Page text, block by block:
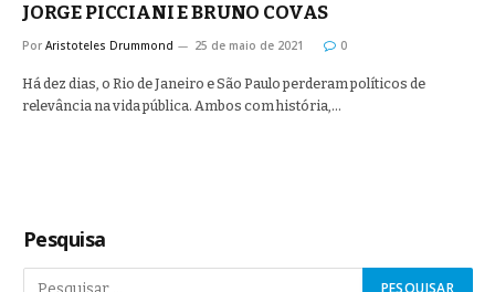
JORGE PICCIANI E BRUNO COVAS
Por Aristoteles Drummond 25 de maio de 2021 0
Há dez dias, o Rio de Janeiro e São Paulo perderam políticos de
relevância na vida pública. Ambos com história,…
Pesquisa